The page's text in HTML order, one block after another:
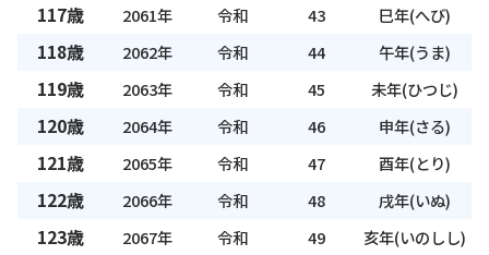
117歳 2061年 令和 43 巳年(へび)
118歳 2062年 令和 44 午年(うま)
119歳 2063年 令和 45 未年(ひつじ)
120歳 2064年 令和 46 申年(さる)
121歳 2065年 令和 47 酉年(とり)
122歳 2066年 令和 48 戌年(いぬ)
123歳 2067年 令和 49 亥年(いのしし)